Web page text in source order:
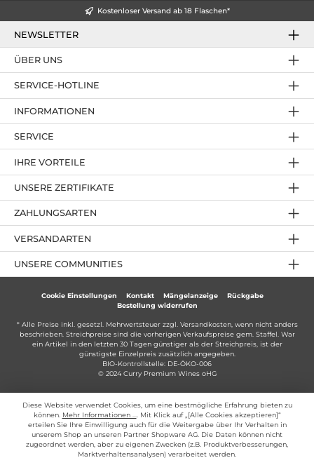
Kostenloser Versand ab 18 Flaschen*
NEWSLETTER
SERVICE-HOTLINE
IHRE VORTEILE
ZAHLUNGSARTEN
ÜBER UNS
UNSERE ZERTIFIKATE
INFORMATIONEN
SERVICE
UNSERE COMMUNITIES
VERSANDARTEN
Cookie Einstellungen Kontakt Mängelanzeige
Rückgabe
Bestellung widerrufen
* Alle Preise inkl. gesetzl. Mehrwertsteuer zzgl. Versandkosten, wenn nicht anders
beschrieben. Streichpreise sind die vorherigen Verkaufspreise gem. Staffel. War
ein Artikel in den letzten 30 Tagen günstiger als der Streichpreis, ist der
günstigste Einzelpreis zusätzlich angegeben.
BIO-Kontrollstelle: DE-ÖKO-006
© 2024 Curry Premium Wines oHG
Diese Website verwendet Cookies, um eine bestmögliche Erfahrung bieten zu
können. Mehr Informationen ...
. Mit Klick auf „[Alle Cookies akzeptieren]“
erteilen Sie Ihre Einwilligung auch für die Weitergabe über Ihr Verhalten in
unserem Shop an unseren Partner Shopware AG. Die Daten können nicht
zugeordnet werden, aber zu eigenen Zwecken (z.B. Produktverbesserungen,
Marktverhaltensanalysen) verarbeitet werden.